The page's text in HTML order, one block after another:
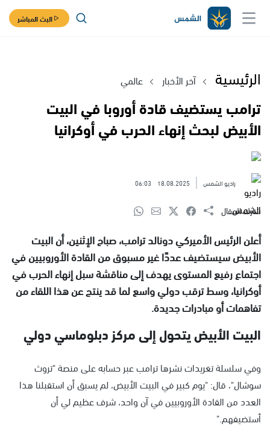
البث المباشر
الرئيسية آخر الأخبار عالمي
ترامب يستضيف قادة أوروبا في البيت
الأبيض لبحث إنهاء الحرب في أوكرانيا
راديو الشمس 18.08.2025
06:03
شارك المقال
أعلن الرئيس الأميركي دونالد ترامب، صباح الإثنين، أن البيت
الأبيض سيستضيف عددًا غير مسبوق من القادة الأوروبيين في
اجتماع رفيع المستوى يهدف إلى مناقشة سبل إنهاء الحرب في
أوكرانيا، وسط ترقب دولي واسع لما قد ينتج عن هذا اللقاء من
تفاهمات أو مبادرات جديدة.
البيت الأبيض يتحول إلى مركز دبلوماسي دولي
وفي سلسلة تغريدات نشرها ترامب عبر حسابه على منصة "تروث
سوشال"، قال: "يوم كبير في البيت الأبيض، لم يسبق أن استقبلنا هذا
العدد من القادة الأوروبيين في آن واحد، شرف عظيم لي أن
أستضيفهم."